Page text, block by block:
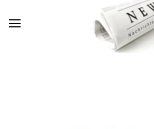
Zum Hauptinhalt springen